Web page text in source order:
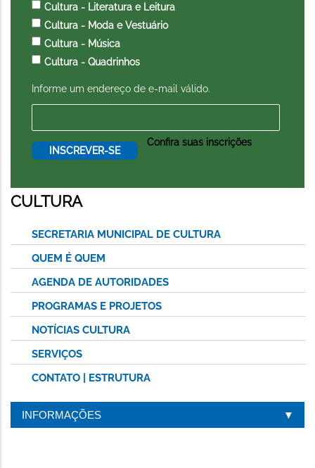
Cultura - Literatura e Leitura
Cultura - Moda e Vestuário
Cultura - Música
Cultura - Quadrinhos
Informe um endereço de e-mail válido.
Confira suas inscrições
CULTURA
SECRETARIA MUNICIPAL DE CULTURA
QUEM É QUEM
AGENDA DE AUTORIDADES
PROGRAMAS E PROJETOS
NOTÍCIAS CULTURA
SERVIÇOS
CONTATO | ESTRUTURA
INFORMAÇÕES